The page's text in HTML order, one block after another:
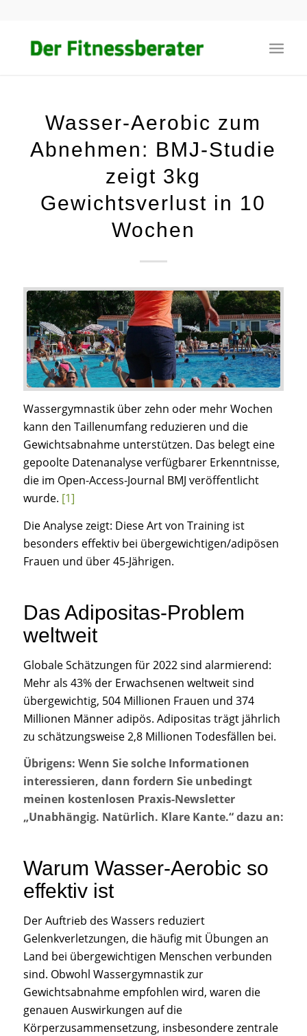
Wasser-Aerobic zum
Abnehmen: BMJ-Studie
zeigt 3kg
Gewichtsverlust in 10
Wochen
Wassergymnastik über zehn oder mehr Wochen
kann den Taillenumfang reduzieren und die
Gewichtsabnahme unterstützen. Das belegt eine
gepoolte Datenanalyse verfügbarer Erkenntnisse,
die im Open-Access-Journal BMJ veröffentlicht
wurde. [1]
Die Analyse zeigt: Diese Art von Training ist
besonders effektiv bei übergewichtigen/adipösen
Frauen und über 45-Jährigen.
Das Adipositas-Problem
weltweit
Globale Schätzungen für 2022 sind alarmierend:
Mehr als 43% der Erwachsenen weltweit sind
übergewichtig, 504 Millionen Frauen und 374
Millionen Männer adipös. Adipositas trägt jährlich
zu schätzungsweise 2,8 Millionen Todesfällen bei.
Übrigens: Wenn Sie solche Informationen
interessieren, dann fordern Sie unbedingt
meinen kostenlosen Praxis-Newsletter
„Unabhängig. Natürlich. Klare Kante.“ dazu an:
Warum Wasser-Aerobic so
effektiv ist
Der Auftrieb des Wassers reduziert
Gelenkverletzungen, die häufig mit Übungen an
Land bei übergewichtigen Menschen verbunden
sind. Obwohl Wassergymnastik zur
Gewichtsabnahme empfohlen wird, waren die
genauen Auswirkungen auf die
Körperzusammensetzung, insbesondere zentrale